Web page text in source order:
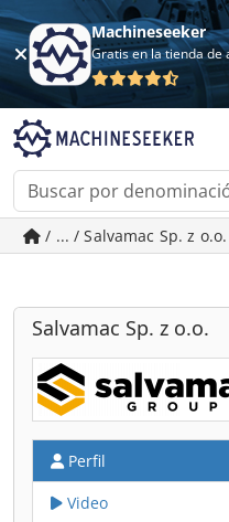
Machineseeker
/ ... / Salvamac Sp. z
Salvamac Sp. z o.o.
Perfil
Video